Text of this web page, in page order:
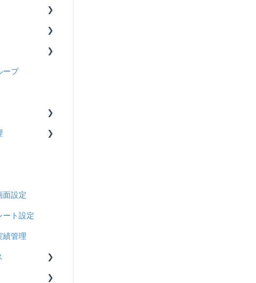
プデート
プデート
ップデート
プデート
プデート
ップデート
ップデート
プデート
プデート
ト】受講ユー
ト】ユーザー
定の参考
ク
ル】の参考
について
ープ
を持ったユー
ージスレッド
面設定
ート設定
績管理